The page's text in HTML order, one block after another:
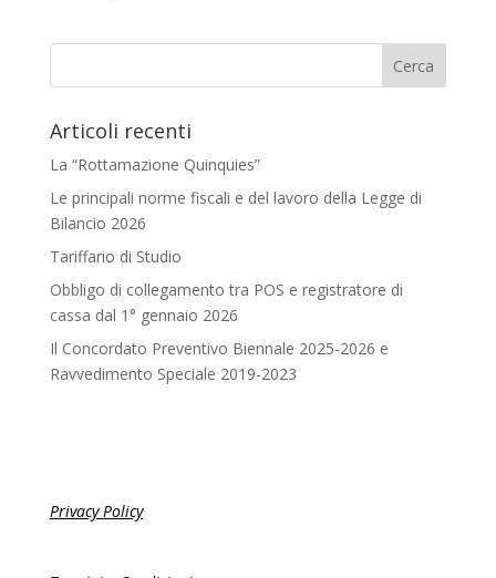
Articoli recenti
La “Rottamazione Quinquies”
Le principali norme fiscali e del lavoro della Legge di
Bilancio 2026
Tariffario di Studio
Obbligo di collegamento tra POS e registratore di
cassa dal 1° gennaio 2026
Il Concordato Preventivo Biennale 2025-2026 e
Ravvedimento Speciale 2019-2023
Privacy Policy